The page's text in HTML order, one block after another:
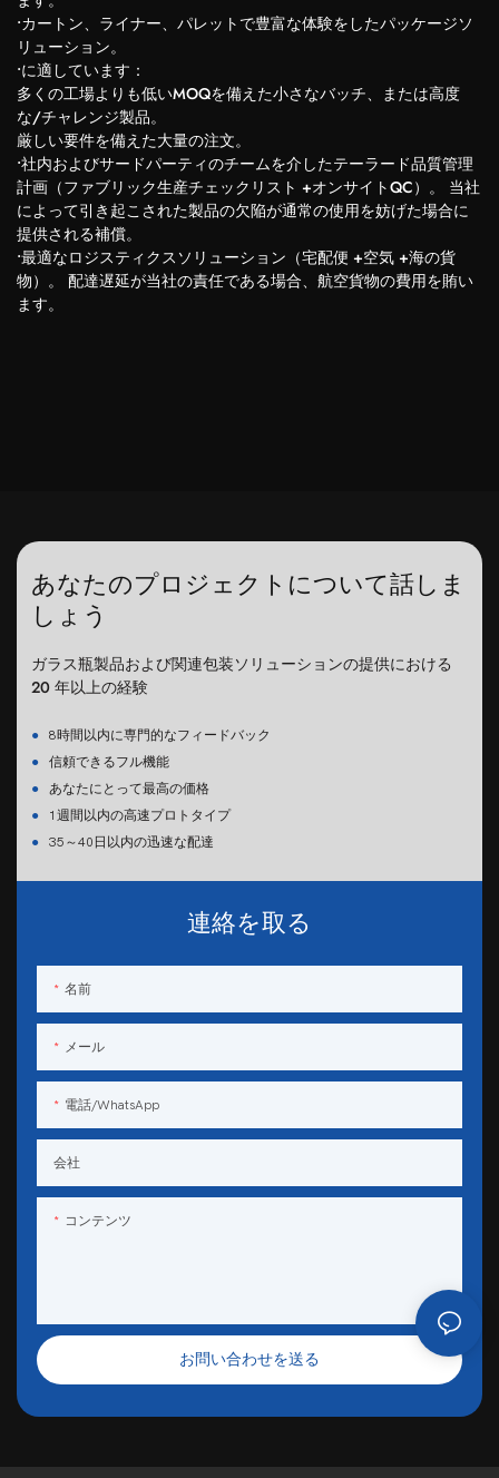
•カートン、ライナー、パレットで豊富な体験をしたパッケージソ
リューション。
•に適しています：
多くの工場よりも低いMOQを備えた小さなバッチ、または高度
な/チャレンジ製品。
厳しい要件を備えた大量の注文。
•社内およびサードパーティのチームを介したテーラード品質管理
計画（ファブリック生産チェックリスト +オンサイトQC）。 当社
によって引き起こされた製品の欠陥が通常の使用を妨げた場合に
提供される補償。
•最適なロジスティクスソリューション（宅配便 +空気 +海の貨
物）。 配達遅延が当社の責任である場合、航空貨物の費用を賄い
ます。
あなたのプロジェクトについて話しま
しょう
ガラス瓶製品および関連包装ソリューションの提供における
20 年以上の経験
●
8時間以内に専門的なフィードバック
●
信頼できるフル機能
●
あなたにとって最高の価格
●
1週間以内の高速プロトタイプ
●
35～40日以内の迅速な配達
連絡を取る
名前
メール
電話/WhatsApp
会社
コンテンツ
お問い合わせを送る